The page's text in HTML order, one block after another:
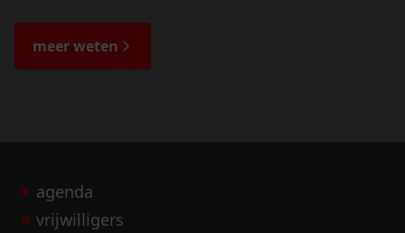
de bijzondere verhalen.
meer weten
agenda
vrijwilligers